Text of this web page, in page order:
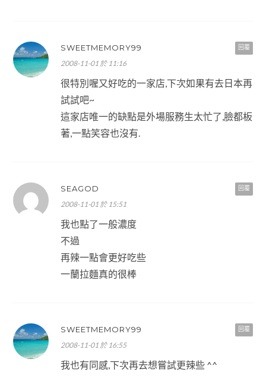
回覆
SWEETMEMORY99
2008-11-01 於 11:16
很特別喔又好吃的一家店,下次如果有去日本再
試試吧~
這家店唯一的缺點是外場服務生太忙了,臉都板
著,一點笑容也沒有.
回覆
SEAGOD
2008-11-01 於 15:51
我也點了一般濃度
不過
再辣一點會更好吃些
一蘭拉麵真的很棒
回覆
SWEETMEMORY99
2008-11-01 於 16:55
我也有同感,下次再去想嘗試更辣些 ^^